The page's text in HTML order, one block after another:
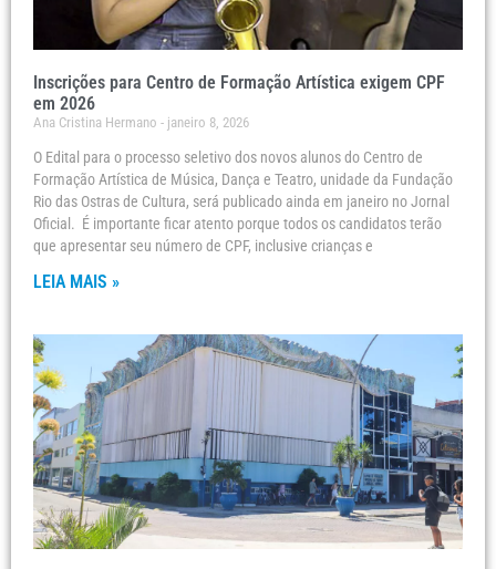
Inscrições para Centro de Formação Artística exigem CPF
em 2026
Ana Cristina Hermano janeiro 8, 2026
O Edital para o processo seletivo dos novos alunos do Centro de
Formação Artística de Música, Dança e Teatro, unidade da Fundação
Rio das Ostras de Cultura, será publicado ainda em janeiro no Jornal
Oficial. É importante ficar atento porque todos os candidatos terão
que apresentar seu número de CPF, inclusive crianças e
LEIA MAIS »